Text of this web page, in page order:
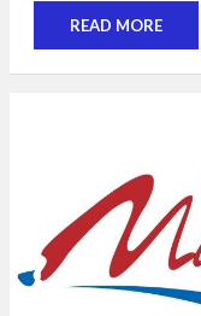
READ MORE